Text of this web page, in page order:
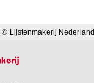
| © Lijstenmakerij Nederland